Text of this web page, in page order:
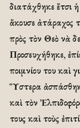
διατάχθηκε ἔτσι
ἄκουσε ἀτάραχος
πρὸς τὸν Θεὸ νὰ
Προσευχήθηκε,
ποιμνίου του καὶ
Ὕστερα
καὶ τὸν
τους καὶ τοὺς